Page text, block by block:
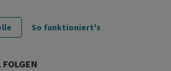
So funktioniert's